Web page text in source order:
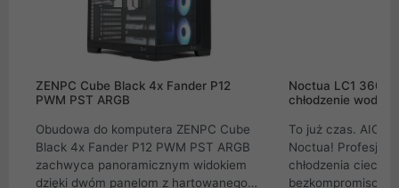
ZENPC Cube Black 4x Fander P12
PWM PST ARGB
Obudowa do komputera ZENPC Cube
Black 4x Fander P12 PWM PST ARGB
zachwyca panoramicznym widokiem
dzięki dwóm panelom z hartowanego
Noctua LC1
chłodzenie wodne
To już czas. AIO
Noctua!
chłodzenia cieczą